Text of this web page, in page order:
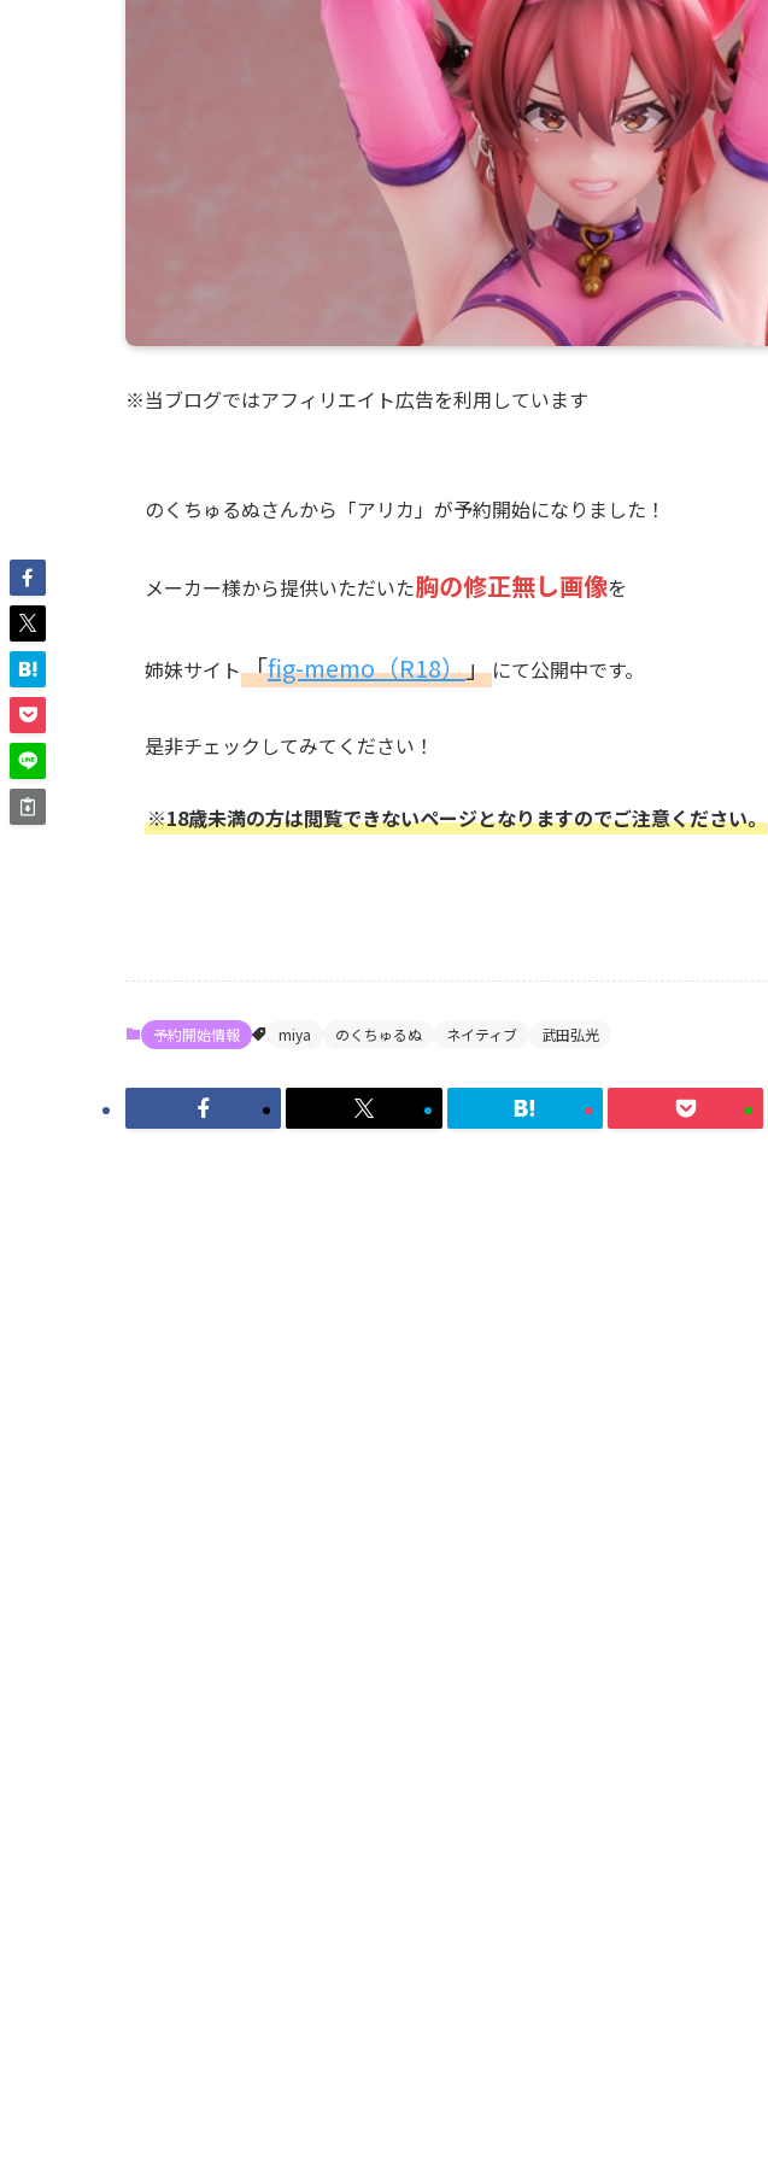
※当ブログではアフィリエイト広告を利用しています
のくちゅるぬさんから「アリカ」が予約開始になりました！
メーカー様から提供いただいた胸の修正無し画像を
姉妹サイト「fig-memo（R18）」にて公開中です。
是非チェックしてみてください！
※18歳未満の方は閲覧できないページとなりますのでご注意ください。
予約開始情報 miya のくちゅるぬ ネイティブ 武田弘光